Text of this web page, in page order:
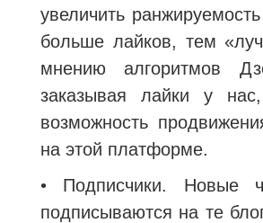
увеличить
больше лайков, тем
мнению алгоритмов
заказывая лайки у
возможность
на этой платформе.
• Подписчики. Новые
подписываются на те